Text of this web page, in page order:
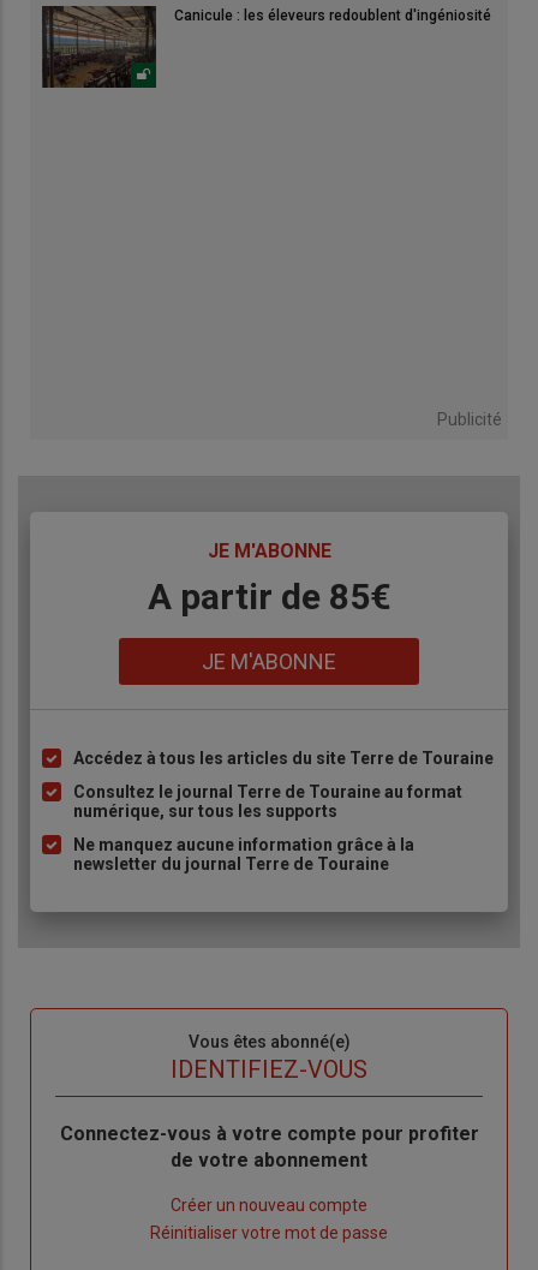
Canicule : les éleveurs redoublent d'ingéniosité
Publicité
JE M'ABONNE
A partir de 85€
JE M'ABONNE
Liste
à
puce
Accédez à tous les articles du site Terre de Touraine
Consultez le journal Terre de Touraine au format
numérique, sur tous les supports
Ne manquez aucune information grâce à la
newsletter du journal Terre de Touraine
Vous êtes abonné(e)
IDENTIFIEZ-VOUS
Body
Connectez-vous à votre compte pour profiter
de votre abonnement
Créer un nouveau compte
Réinitialiser votre mot de passe